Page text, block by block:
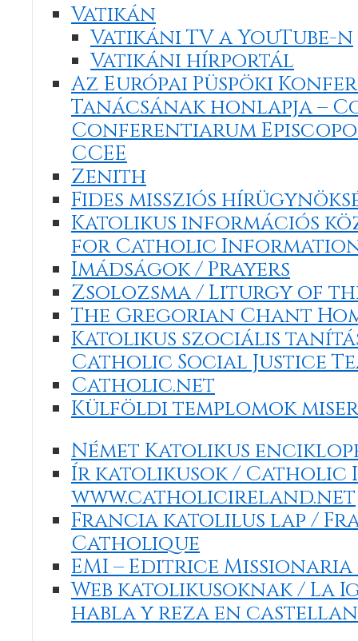
Vatikán
Vatikáni TV a YouTube-n
Vatikáni hírportál
Az Európai Püspöki
Tanácsának honlapja –
Conferentiarum
CCEE
Zenith
Fides missziós
Katolikus információs
for Catholic
Imádságok / Prayers
Zsolozsma / Liturgy of
The Gregorian Chant
Katolikus szociális
Catholic Social Justice
Catholic.net
Külföldi templomok
Német Katolikus
Ír katolikusok / Catholic
www.catholicireland.net
Francia katolilus lap /
Catholique
EMI – Editrice
Web katolikusoknak / La
habla y reza en